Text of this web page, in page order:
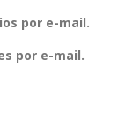
por e-mail.
por e-mail.